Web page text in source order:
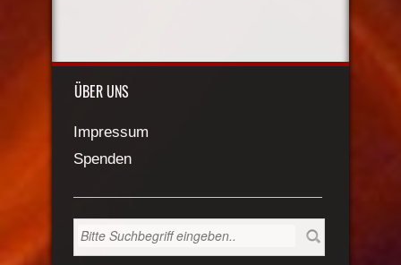
ÜBER UNS
Impressum
Spenden